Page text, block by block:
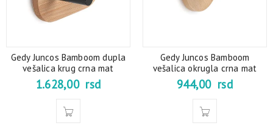
Gedy Juncos Bamboom dupla
vešalica krug crna mat
1.628,00 rsd
Gedy Juncos Bamboom
vešalica okrugla crna mat
944,00 rsd